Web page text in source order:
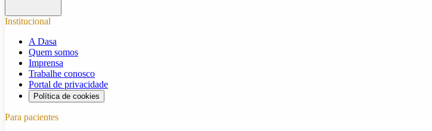
Institucional
A Dasa
Quem somos
Imprensa
Trabalhe conosco
Portal de privacidade
Política de cookies
Para pacientes